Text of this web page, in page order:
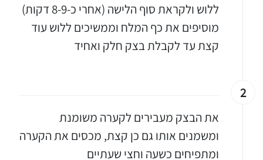
ללוש ולקראת סוף הלישה (אחרי כ-8-9 דקות)
מוסיפים את כף המלח וממשיכים ללוש עוד
קצת עד לקבלת בצק חלק ואחיד
2
את הבצק מעבירים לקערה משומנת
ומשמנים אותו גם כן קצת, מכסים את הקערה
ומתפיחים כשעה וחצי שעתיים